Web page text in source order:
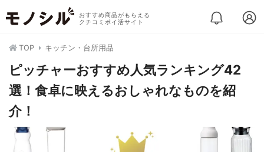
おすすめ商品がもらえる
クチコミポイ活サイト
TOP キッチン・台所用品
ピッチャーおすすめ人気ランキング42
選！食卓に映えるおしゃれなものを紹
介！